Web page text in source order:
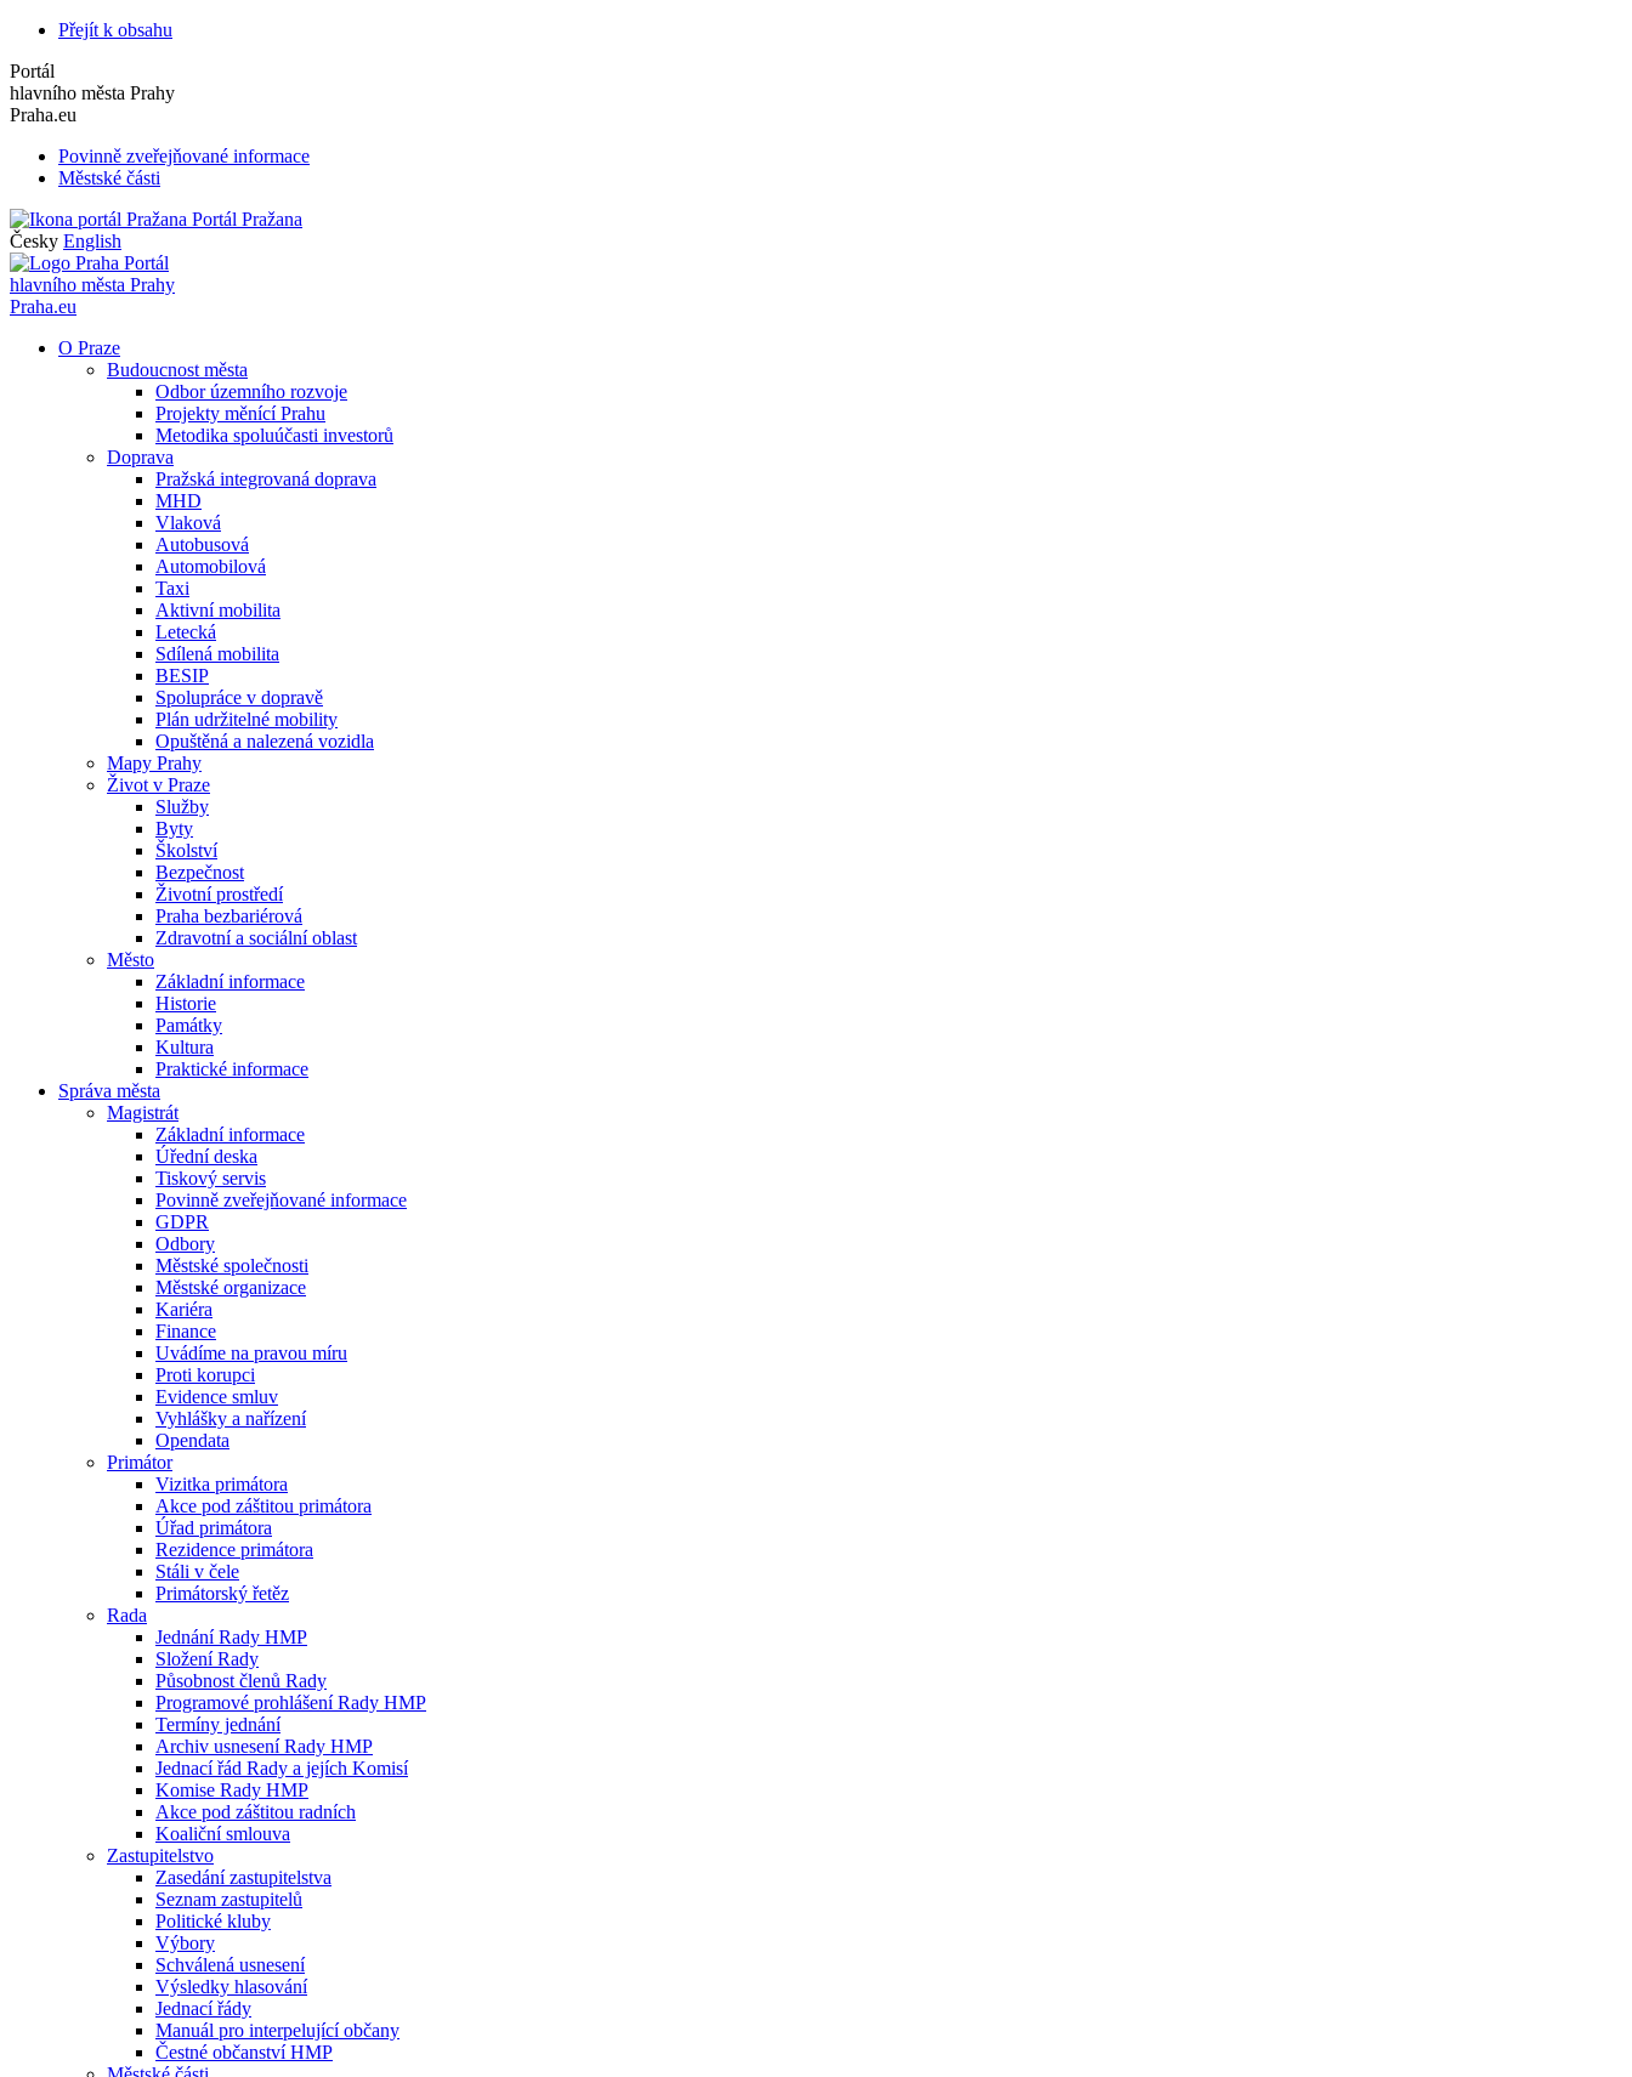
Přejít k obsahu
Portál
hlavního města Prahy
Praha.eu
Povinně zveřejňované informace
Městské části
Portál Pražana
Česky English
Portál
hlavního města Prahy
Praha.eu
O Praze
Budoucnost města
Odbor územního rozvoje
Projekty měnící Prahu
Metodika spoluúčasti investorů
Doprava
Pražská integrovaná doprava
MHD
Vlaková
Autobusová
Automobilová
Taxi
Aktivní mobilita
Letecká
Sdílená mobilita
BESIP
Spolupráce v dopravě
Plán udržitelné mobility
Opuštěná a nalezená vozidla
Mapy Prahy
Život v Praze
Služby
Byty
Školství
Bezpečnost
Životní prostředí
Praha bezbariérová
Zdravotní a sociální oblast
Město
Základní informace
Historie
Památky
Kultura
Praktické informace
Správa města
Magistrát
Základní informace
Úřední deska
Tiskový servis
Povinně zveřejňované informace
GDPR
Odbory
Městské společnosti
Městské organizace
Kariéra
Finance
Uvádíme na pravou míru
Proti korupci
Evidence smluv
Vyhlášky a nařízení
Opendata
Primátor
Vizitka primátora
Akce pod záštitou primátora
Úřad primátora
Rezidence primátora
Stáli v čele
Primátorský řetěz
Rada
Jednání Rady HMP
Složení Rady
Působnost členů Rady
Programové prohlášení Rady HMP
Termíny jednání
Archiv usnesení Rady HMP
Jednací řád Rady a jejích Komisí
Komise Rady HMP
Akce pod záštitou radních
Koaliční smlouva
Zastupitelstvo
Zasedání zastupitelstva
Seznam zastupitelů
Politické kluby
Výbory
Schválená usnesení
Výsledky hlasování
Jednací řády
Manuál pro interpelující občany
Čestné občanství HMP